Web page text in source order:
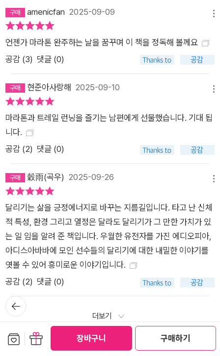
장바구니 구매하기
amenicfan 2025-09-09
언젠가 마라톤 완주하는 날을 꿈꾸며 이 책을 정독해 볼께요
공감 (3) 댓글 (0)
현준아사랑해 2025-09-10
마라톤과 트레일 런닝을 즐기는 남편에게 선물했습니다. 기대 됩
니다.
공감 (2) 댓글 (0)
穀雨(곡우) 2025-09-26
달리기는 삶을 긍정에너지로 바꾸는 지름길입니다. 타고 난 신체
적 특성, 환경 그리고 열정은 달라도 달리기가 그 만한 가치가 있
는 일 임을 알려 준 책입니다. 우월한 유전자를 가진 에디오피아,
아디스아바바에 모인 선수들의 달리기에 대한 내밀한 이야기를
엿볼 수 있어 흥미로운 이야기입니다.
공감 (2) 댓글 (0)
더보기
쓰기
뒤로가
기